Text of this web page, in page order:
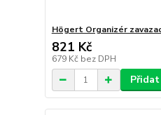
Högert Organizér
821 Kč
679 Kč bez DPH